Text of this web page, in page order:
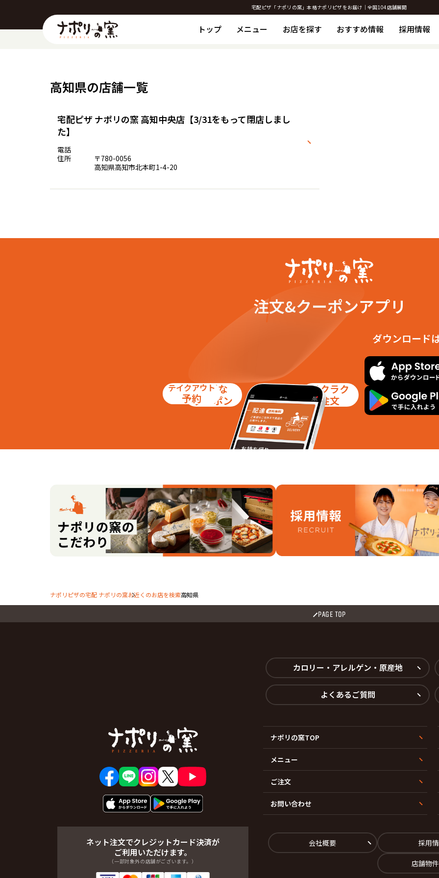
宅配ピザ「ナポリの窯」本格ナポリピザをお届け｜全国104店舗展開
トップ メニュー お店を探す おすすめ情報 採用情報
高知県の店舗一覧
宅配ピザ ナポリの窯 高知中央店【3/31をもって閉店しまし
た】
電話
住所
〒780-0056
高知県高知市北本町1-4-20
注文&クーポンアプリ
お得な
クーポン
テイクアウト
予約
ラクラク
注文
ダウンロード
ナポリピザの宅配 ナポリの窯お近くのお店を検索高知県
PAGE TOP
ネット注文でクレジットカード決済が
ご利用いただけます。
（一部対象外の店舗がございます。）
カロリー・アレルゲン・原産地
よくあるご質問
ナポリの窯TOP
メニュー
ご注文
お問い合わせ
会社概要 採用
店舗物